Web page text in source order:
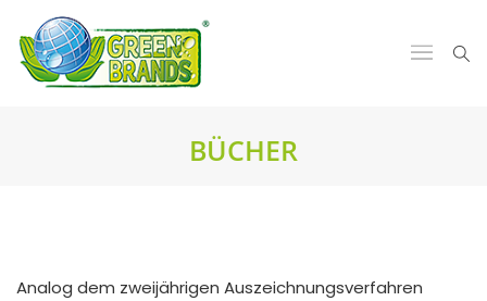
BÜCHER
Analog dem zweijährigen Auszeichnungsverfahren